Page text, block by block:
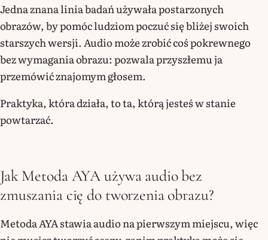
Jedna znana linia badań używała postarzonych
obrazów, by pomóc ludziom poczuć się bliżej swoich
starszych wersji. Audio może zrobić coś pokrewnego
bez wymagania obrazu: pozwala przyszłemu ja
przemówić znajomym głosem.
Praktyka, która działa, to ta, którą jesteś w stanie
powtarzać.
Jak Metoda AYA używa audio bez
zmuszania cię do tworzenia obrazu?
Metoda AYA stawia audio na pierwszym miejscu, więc